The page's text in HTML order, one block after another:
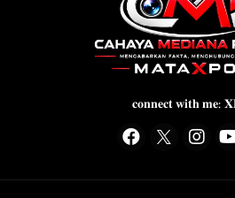
𝐜𝐨𝐧𝐧𝐞𝐜𝐭 𝐰𝐢𝐭𝐡 𝐦𝐞: